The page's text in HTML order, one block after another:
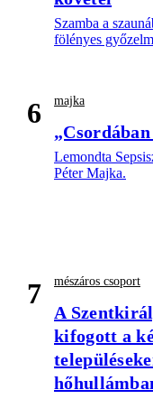
Szamba a
fölényes
6 majka
Lemondta
Péter Majka.
7 mészáros csoport
A
kifogott a